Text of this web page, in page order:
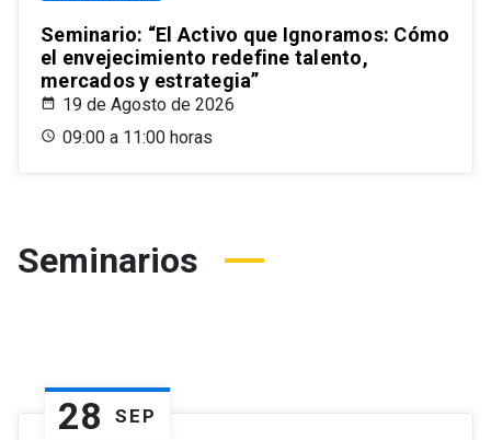
Seminario: “El Activo que Ignoramos: Cómo
el envejecimiento redefine talento,
mercados y estrategia”
19 de Agosto de 2026
09:00 a 11:00 horas
Seminarios
28 SEP